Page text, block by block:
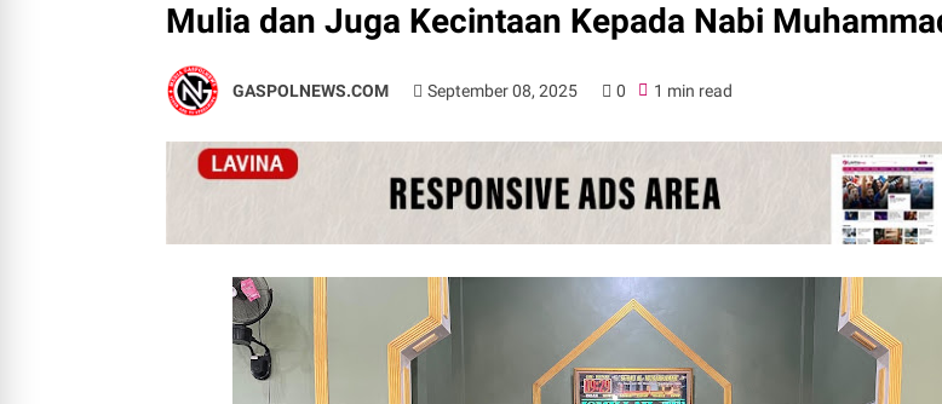
Mulia dan Juga Kecintaan Kepada Nabi
GASPOLNEWS.COM September 08, 2025 0 1 min read